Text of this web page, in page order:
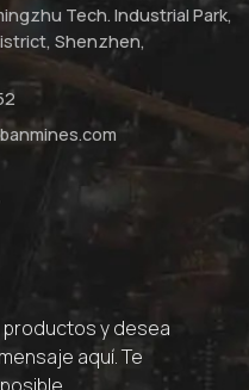
Tech. Industrial Park,
Shenzhen,
y desea
aquí. Te